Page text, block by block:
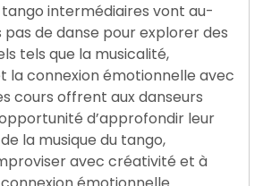
tango intermédiaires vont au-
pas de danse pour explorer des
tels que la musicalité,
la connexion émotionnelle avec
cours offrent aux danseurs
d’approfondir leur
la musique du tango,
avec créativité et à